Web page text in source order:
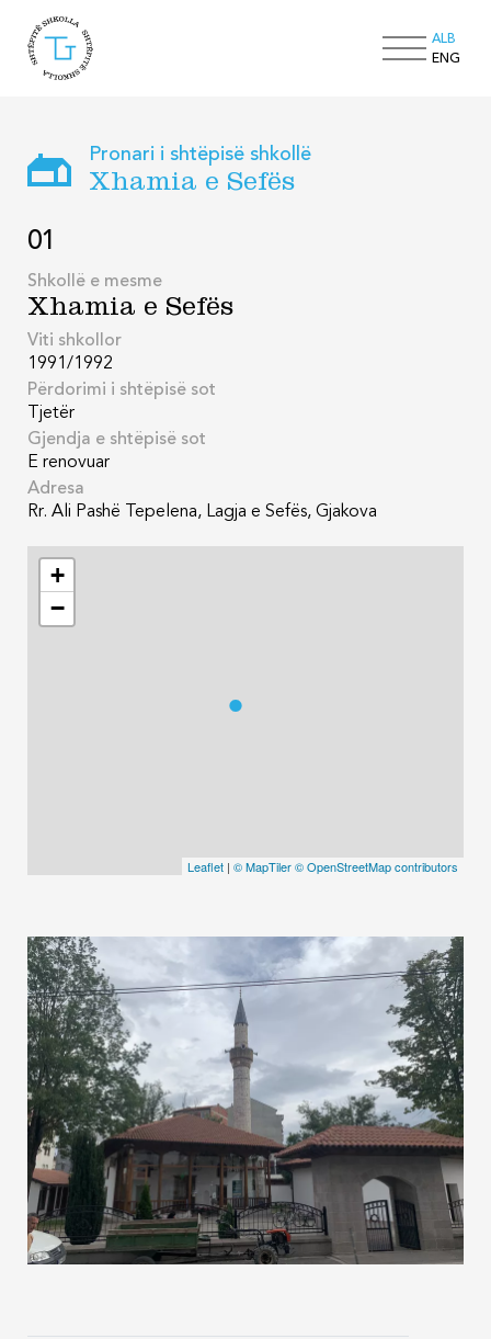
ALB
ENG
Pronari i shtëpisë shkollë
Xhamia e Sefës
01
Shkollë e mesme
Xhamia e Sefës
Viti shkollor
1991/1992
Përdorimi i shtëpisë sot
Tjetër
Gjendja e shtëpisë sot
E renovuar
Adresa
Rr. Ali Pashë Tepelena, Lagja e Sefës, Gjakova
+
−
Leaflet | © MapTiler© OpenStreetMap contributors